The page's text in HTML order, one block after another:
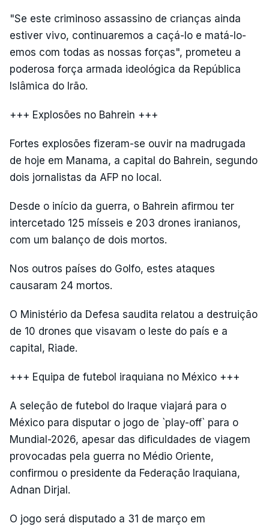
"Se este criminoso assassino de crianças ainda
estiver vivo, continuaremos a caçá-lo e matá-lo-
emos com todas as nossas forças", prometeu a
poderosa força armada ideológica da República
Islâmica do Irão.
+++ Explosões no Bahrein +++
Fortes explosões fizeram-se ouvir na madrugada
de hoje em Manama, a capital do Bahrein, segundo
dois jornalistas da AFP no local.
Desde o início da guerra, o Bahrein afirmou ter
intercetado 125 mísseis e 203 drones iranianos,
com um balanço de dois mortos.
Nos outros países do Golfo, estes ataques
causaram 24 mortos.
O Ministério da Defesa saudita relatou a destruição
de 10 drones que visavam o leste do país e a
capital, Riade.
+++ Equipa de futebol iraquiana no México +++
A seleção de futebol do Iraque viajará para o
México para disputar o jogo de `play-off` para o
Mundial-2026, apesar das dificuldades de viagem
provocadas pela guerra no Médio Oriente,
confirmou o presidente da Federação Iraquiana,
Adnan Dirjal.
O jogo será disputado a 31 de março em